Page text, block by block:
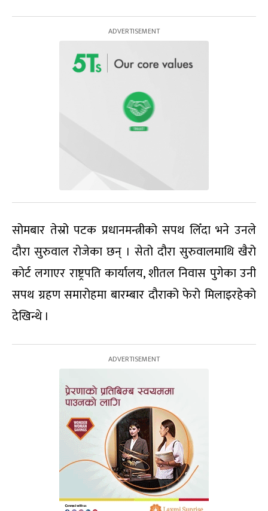
सोमबार तेस्रो पटक प्रधानमन्त्रीको सपथ लिँदा भने उनले
दौरा सुरुवाल रोजेका छन् । सेतो दौरा सुरुवालमाथि खैरो
कोर्ट लगाएर राष्ट्रपति कार्यालय, शीतल निवास पुगेका उनी
सपथ ग्रहण समारोहमा बारम्बार दौराको फेरो मिलाइरहेको
देखिन्थे ।